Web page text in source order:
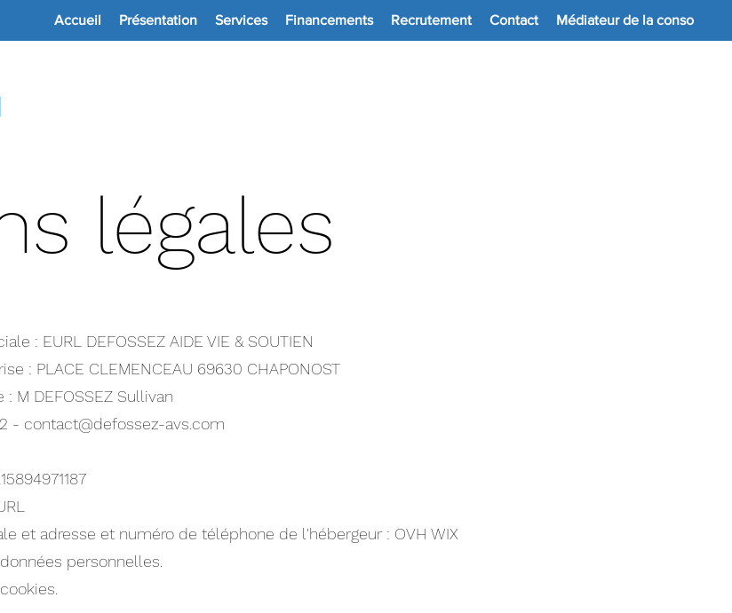
Accueil Présentation Services Financements Recrutement Contact Médiateur de la conso
légales
: EURL DEFOSSEZ AIDE VIE & SOUTIEN
: PLACE CLEMENCEAU 69630 CHAPONOST
M DEFOSSEZ Sullivan
- contact@defossez-avs.com
et adresse et numéro de téléphone de l'hébergeur : OVH WIX
personnelles.